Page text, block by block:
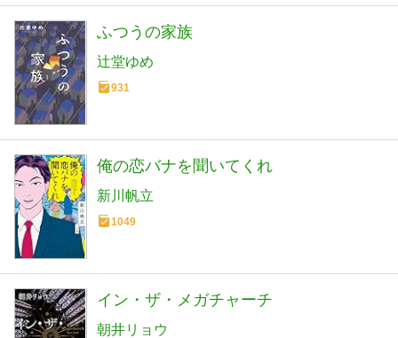
ふつうの家族
辻堂ゆめ
931
俺の恋バナを聞いてくれ
新川帆立
1049
イン・ザ・メガチャーチ
朝井リョウ